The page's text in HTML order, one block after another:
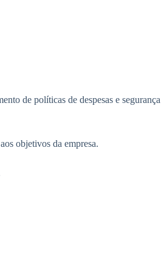
de políticas de despesas e segurança
objetivos da empresa.